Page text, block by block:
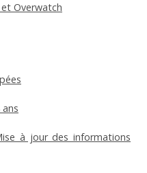
Overwatch
à jour des informations